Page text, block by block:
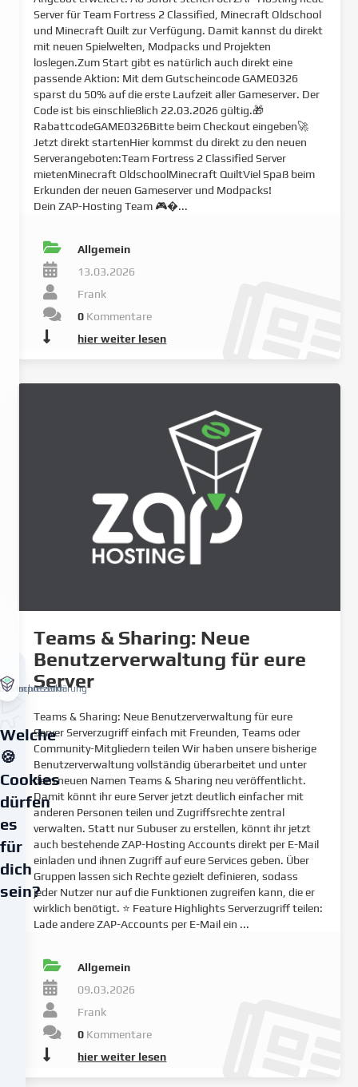
Server für Team Fortress 2 Classified, Minecraft Oldschool
und Minecraft Quilt zur Verfügung. Damit kannst du direkt
mit neuen Spielwelten, Modpacks und Projekten
loslegen.Zum Start gibt es natürlich auch direkt eine
passende Aktion: Mit dem Gutscheincode GAME0326
sparst du 50% auf die erste Laufzeit aller Gameserver. Der
Code ist bis einschließlich 22.03.2026 gültig.🎁
RabattcodeGAME0326Bitte beim Checkout eingeben🚀
Jetzt direkt startenHier kommst du direkt zu den neuen
Serverangeboten:Team Fortress 2 Classified Server
mietenMinecraft OldschoolMinecraft QuiltViel Spaß beim
Erkunden der neuen Gameserver und Modpacks!
Dein ZAP-Hosting Team 🎮�...
Allgemein
13.03.2026
Frank
0 Kommentare
hier weiter lesen
Teams & Sharing: Neue
Benutzerverwaltung für eure
Server
Teams & Sharing: Neue Benutzerverwaltung für eure
Server Serverzugriff einfach mit Freunden, Teams oder
Community-Mitgliedern teilen Wir haben unsere bisherige
Benutzerverwaltung vollständig überarbeitet und unter
dem neuen Namen Teams & Sharing neu veröffentlicht.
Damit könnt ihr eure Server jetzt deutlich einfacher mit
anderen Personen teilen und Zugriffsrechte zentral
verwalten. Statt nur Subuser zu erstellen, könnt ihr jetzt
auch bestehende ZAP-Hosting Accounts direkt per E-Mail
einladen und ihnen Zugriff auf eure Services geben. Über
Gruppen lassen sich Rechte gezielt definieren, sodass
jeder Nutzer nur auf die Funktionen zugreifen kann, die er
wirklich benötigt. ⭐ Feature Highlights Serverzugriff teilen:
Lade andere ZAP-Accounts per E-Mail ein ...
Allgemein
09.03.2026
Frank
0 Kommentare
hier weiter lesen
Impressum
Welche
🍪
Cookies
dürfen
es
für
dich
sein?
Technologien